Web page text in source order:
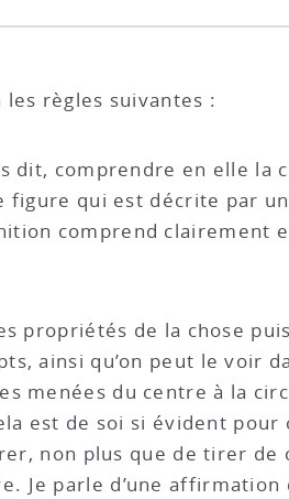
règles suivantes :
dit, comprendre en elle la
qui est décrite par
comprend clairement
propriétés de la chose
ainsi qu’on peut le voir
menées du centre à la
est de soi si évident pour
non plus que de tirer
Je parle d’une affirmation